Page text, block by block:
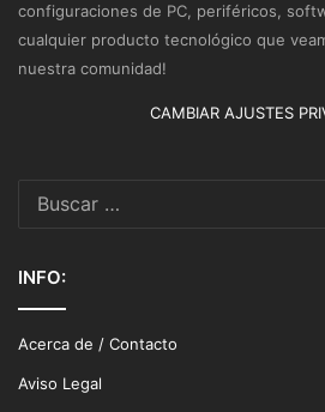
configuraciones de PC, periféricos,
cualquier producto tecnológico que
nuestra comunidad!
CAMBIAR AJUSTES
INFO:
Acerca de / Contacto
Aviso Legal